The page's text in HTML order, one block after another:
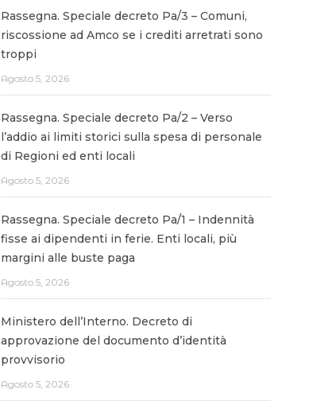
Rassegna. Speciale decreto Pa/3 – Comuni,
riscossione ad Amco se i crediti arretrati sono
troppi
Agosto 5, 2026
Rassegna. Speciale decreto Pa/2 – Verso
l’addio ai limiti storici sulla spesa di personale
di Regioni ed enti locali
Agosto 5, 2026
Rassegna. Speciale decreto Pa/1 – Indennità
fisse ai dipendenti in ferie. Enti locali, più
margini alle buste paga
Agosto 5, 2026
Ministero dell’Interno. Decreto di
approvazione del documento d’identità
provvisorio
Agosto 5, 2026